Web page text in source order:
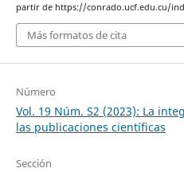
partir de https://conrado.ucf.edu.cu/
Más formatos de cita
Número
Vol. 19 Núm. S2 (2023): La
las publicaciones científicas
Sección